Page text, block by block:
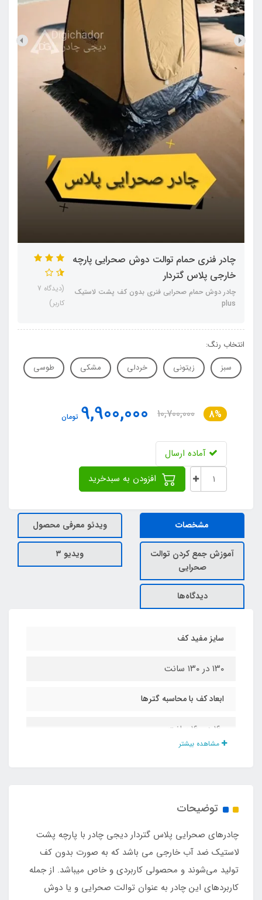
چادر فنری حمام توالت دوش صحرایی پارچه
خارجی پلاس گتردار
چادر دوش حمام صحرایی فنری بدون کف پشت لاستیک
plus
(دیدگاه 7
کاربر)
انتخاب رنگ:
سبز
زیتونی خردلی مشکی طوسی
8%
10,700,000
9,900,000 تومان
آماده ارسال
مشخصات ویدئو معرفی محصول
آموزش جمع کردن توالت
صحرایی
ویدیو ۳
دیدگاه‌ها
سایز مفید کف
۱۳۰ در ۱۳۰ سانت
ابعاد کف با محاسبه گترها
۱۶۰ در ۱۶۰ سانت
پارچه وارداتی پشت لاستیک آب گریز درجه یک
مشاهده بیشتر
توضیحات
چادرهای صحرایی پلاس گتردار دیجی چادر با پارچه پشت
لاستیک ضد آب خارجی می باشد که به صورت بدون کف
تولید می‌شوند و محصولی کاربردی و خاص میباشد. از جمله
کاربردهای این چادر به عنوان توالت صحرایی و یا دوش